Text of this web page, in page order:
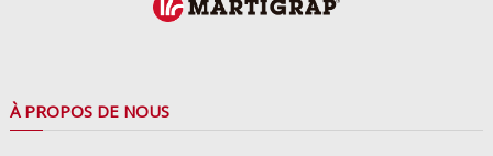
À PROPOS DE NOUS